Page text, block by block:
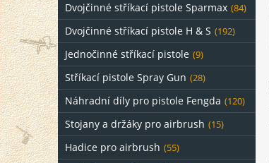
Dvojčinné stříkací pistole Sparmax (84)
Dvojčinné stříkací pistole H & S (192)
Jednočinné stříkací pistole (9)
Stříkací pistole Spray Gun (28)
Náhradní díly pro pistole Fengda (120)
Stojany a držáky pro airbrush (15)
Hadice pro airbrush (55)